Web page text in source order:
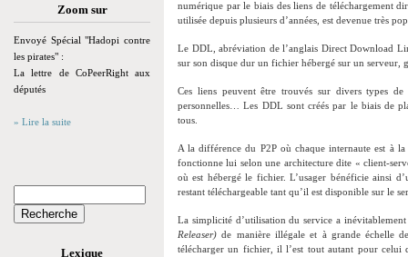
Zoom sur
Envoyé Spécial "Hadopi contre
les pirates" :
La lettre de CoPeerRight aux
députés
» Lire la suite
Lexique
numérique par le biais des liens de téléchargement
utilisée depuis plusieurs d’années, est devenue très
Le DDL, abréviation de l’anglais Direct Download
sur son disque dur un fichier hébergé sur un serveur,
Ces liens peuvent être trouvés sur divers types
personnelles… Les DDL sont créés par le biais de
tous.
A la différence du P2P où chaque internaute est à
fonctionne lui selon une architecture dite « client-
où est hébergé le fichier. L’usager bénéficie ainsi
restant téléchargeable tant qu’il est disponible sur le
La simplicité d’utilisation du service a
Releaser) de manière illégale et à grande échelle
télécharger un fichier, il l’est tout autant pour celui